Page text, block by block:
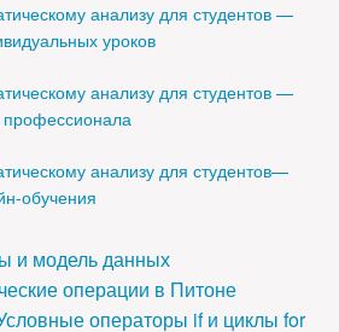
анализу для студентов —
уроков
анализу для студентов —
профессионала
анализу для студентов—
обучения
и модель данных
операции в Питоне
операторы if и циклы for